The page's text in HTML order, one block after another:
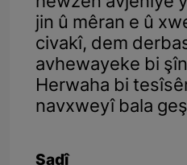
jin û mêran e û
civakî, dem
avhewayeke bi
Herwaha bi
navxweyî bala